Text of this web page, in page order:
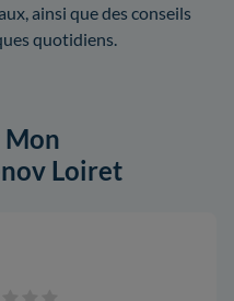
ainsi que des conseils
quotidiens.
Mon
Loiret